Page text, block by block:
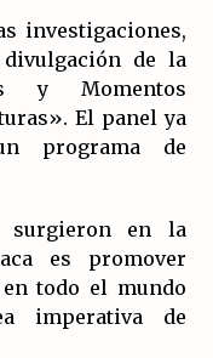
investigaciones,
de la
y Momentos
El panel ya
programa de
surgieron en la
es promover
todo el mundo
imperativa de